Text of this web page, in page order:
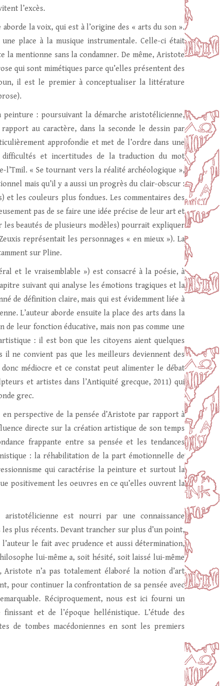
l’excès.
la voix, qui est à l’origine des « arts du son ».
place à la musique instrumentale. Celle-ci était
mentionne sans la condamner. De même, Aristote
qui sont mimétiques parce qu’elles présentent des
il est le premier à conceptualiser la littérature
: poursuivant la démarche aristotélicienne,
au caractère, dans la seconde le dessin par
approfondie et met de l’ordre dans une
et incertitudes de la traduction du mot
« Se tournant vers la réalité archéologique »,
mais qu’il y a aussi un progrès du clair-obscur :
et les couleurs plus fondues. Les commentaires des
pas de se faire une idée précise de leur art et
les beautés de plusieurs modèles) pourrait expliquer
représentait les personnages « en mieux »). La
sur Pline.
et le vraisemblable ») est consacré à la poésie, à
suivant qui analyse les émotions tragiques et la
de définition claire, mais qui est évidemment liée à
L’auteur aborde ensuite la place des arts dans la
leur fonction éducative, mais non pas comme une
: il est bon que les citoyens aient quelques
il ne convient pas que les meilleurs deviennent des
médiocre et ce constat peut alimenter le débat
et artistes dans l’Antiquité grecque, 2011) qui
grec.
perspective de la pensée d’Aristote par rapport à
directe sur la création artistique de son temps
frappante entre sa pensée et les tendances
: la réhabilitation de la part émotionnelle de
qui caractérise la peinture et surtout la
positivement les oeuvres en ce qu’elles ouvrent la
est nourri par une connaissance
plus récents. Devant trancher sur plus d’un point,
le fait avec prudence et aussi détermination,
lui-même a, soit hésité, soit laissé lui-même
n’a pas totalement élaboré la notion d’art
pour continuer la confrontation de sa pensée avec
Réciproquement, nous est ici fourni un
et de l’époque hellénistique. L’étude des
de tombes macédoniennes en sont les premiers